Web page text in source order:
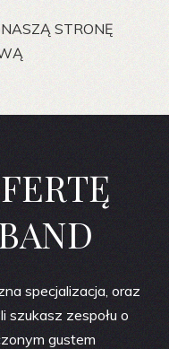
STRONĘ
specjalizacja, oraz
szukasz zespołu o
gustem